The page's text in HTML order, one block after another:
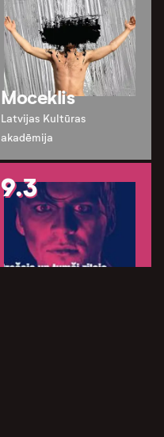
Moceklis
Latvijas Kultūras
akadēmija
9.3